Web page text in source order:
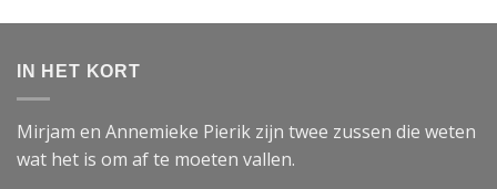
IN HET KORT
Mirjam en Annemieke Pierik zijn twee zussen die weten
wat het is om af te moeten vallen.